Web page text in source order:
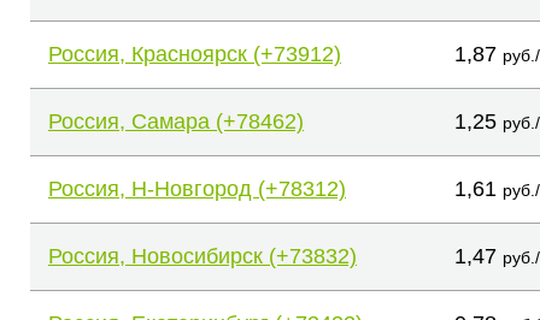
Россия, Красноярск (+73912) 1,87
Россия, Самара (+78462) 1,25
Россия, Н-Новгород (+78312) 1,61
Россия, Новосибирск (+73832) 1,47